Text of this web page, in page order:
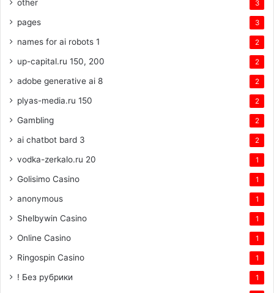
other 3
pages 3
names for ai robots 1 2
up-capital.ru 150, 200 2
adobe generative ai 8 2
plyas-media.ru 150 2
Gambling 2
ai chatbot bard 3 2
vodka-zerkalo.ru 20 1
Golisimo Casino 1
anonymous 1
Shelbywin Casino 1
Online Casino 1
Ringospin Casino 1
! Без рубрики 1